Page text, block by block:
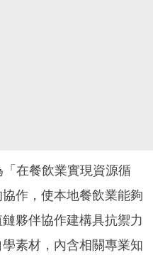
在餐飲業實現資源循
作，使本地餐飲業能夠
夥伴協作建構具抗禦力
素材，內含相關專業知